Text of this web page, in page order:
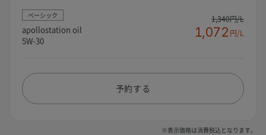
ベーシック
apollostation oil
5W-30
1,340円/L
1,072 円/L
予約する
※表示価格は消費税込となります。